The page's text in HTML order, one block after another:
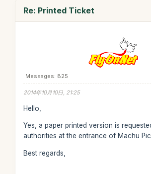
Re: Printed Ticket
Messages: 825
2014年10月10日, 21:25
Hello,
Yes, a paper printed version is
authorities at the entrance of Machu
Best regards,